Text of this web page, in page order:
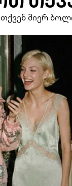
თქვენ მიერ